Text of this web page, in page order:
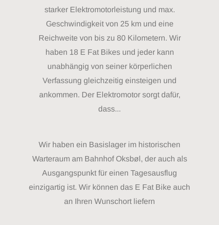
starker Elektromotorleistung und max.
Geschwindigkeit von 25 km und eine
Reichweite von bis zu 80 Kilometern. Wir
haben 18 E Fat Bikes und jeder kann
unabhängig von seiner körperlichen
Verfassung gleichzeitig einsteigen und
ankommen. Der Elektromotor sorgt dafür,
dass...
Wir haben ein Basislager im historischen
Warteraum am Bahnhof Oksbøl, der auch als
Ausgangspunkt für einen Tagesausflug
einzigartig ist. Wir können das E Fat Bike auch
an Ihren Wunschort liefern